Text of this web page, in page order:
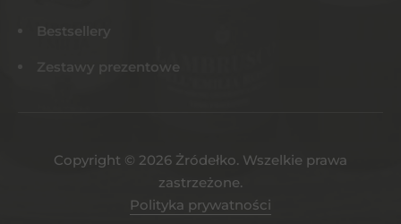
Bestsellery
Zestawy prezentowe
Copyright © 2026 Żródełko. Wszelkie prawa
zastrzeżone.
Polityka prywatności